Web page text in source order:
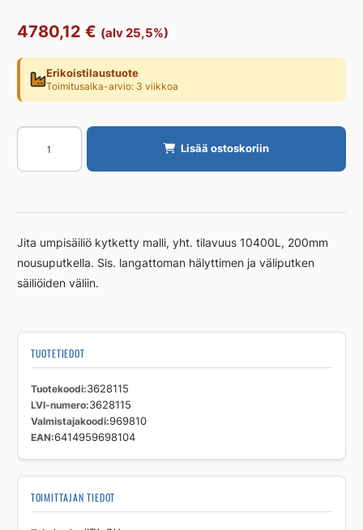
4780,12 € (alv 25,5%)
Erikoistilaustuote
Toimitusaika-arvio: 3 viikkoa
Umpisäiliö
SAKO
10400L,
ø200mm
määrä
Lisää ostoskoriin
Jita umpisäiliö kytketty malli, yht. tilavuus 10400L, 200mm
nousuputkella. Sis. langattoman hälyttimen ja väliputken
säiliöiden väliin.
TUOTETIEDOT
Tuotekoodi 3628115
LVI-numero 3628115
Valmistajakoodi 969810
EAN 6414959698104
TOIMITTAJAN TIEDOT